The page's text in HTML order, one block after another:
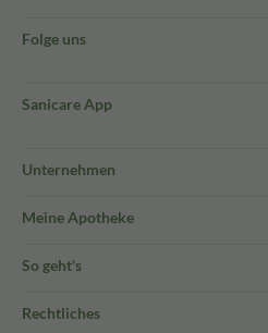
Folge uns
Sanicare App
Unternehmen
Meine Apotheke
So geht's
Rechtliches